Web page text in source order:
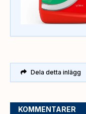
Dela detta inlägg
KOMMENTARER